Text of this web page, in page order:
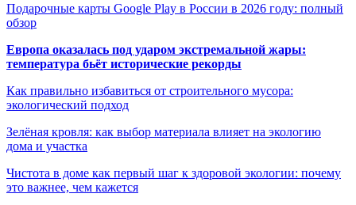
Подарочные карты Google Play в России в 2026 году: полный
обзор
Европа оказалась под ударом экстремальной жары:
температура бьёт исторические рекорды
Как правильно избавиться от строительного мусора:
экологический подход
Зелёная кровля: как выбор материала влияет на экологию
дома и участка
Чистота в доме как первый шаг к здоровой экологии: почему
это важнее, чем кажется